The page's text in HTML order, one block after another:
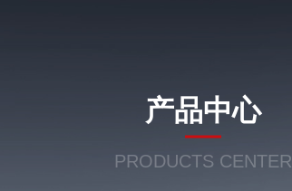
产品中心
PRODUCTS CENTER